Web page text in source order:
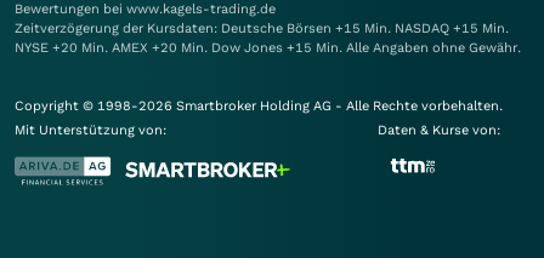
Bewertungen bei www.kagels-trading.de
Zeitverzögerung der Kursdaten: Deutsche Börsen +15 Min. NASDAQ +15 Min.
NYSE +20 Min. AMEX +20 Min. Dow Jones +15 Min. Alle Angaben ohne Gewähr.
Copyright © 1998-2026 Smartbroker Holding AG - Alle Rechte vorbehalten.
Mit Unterstützung von:
Daten & Kurse von: